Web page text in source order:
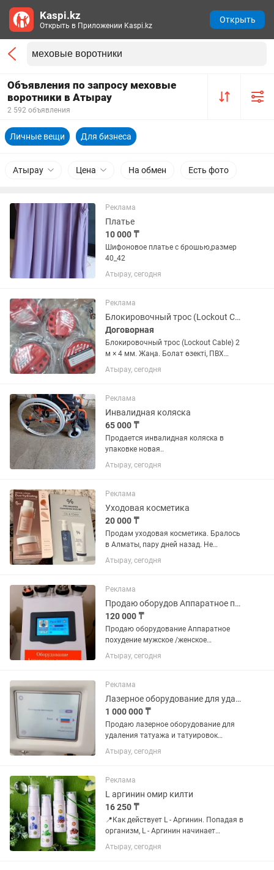
Объявления по запросу меховые
воротники в Атырау
2 592 объявления
Личные вещи Для бизнеса
Атырау Цена На обмен Есть фото
Реклама
Платье
10 000 ₸
Шифоновое платье с брошью,размер
40_42
Атырау, сегодня
Реклама
Блокировочный трос (Lockout Cable) ұзындығы 2 метр, қалыңдығы 4 мм. Жаңа.
Договорная
Блокировочный трос (Lockout Cable) 2
м × 4 мм. Жаңа. Болат өзекті, ПВХ
қаптамалы. LOTO қауіпсіздік жүйесіне
арналған. Кәсіпорындарда, өндірісте
жұмыстарында...
Атырау, сегодня
Реклама
Инвалидная коляска
65 000 ₸
Продается инвалидная коляска в
упаковке новая..
Атырау, сегодня
Реклама
Уходовая косметика
20 000 ₸
Продам уходовая косметика. Бралось
в Алматы, пару дней назад. Не
использовал. Новая не распечатана.
Цена 20.000 . Корейская ..
Атырау, сегодня
Реклама
Продаю оборудов Аппаратное похудение Кавитация рф лифтинг Вакуум
120 000 ₸
Продаю оборудование Аппаратное
похудение мужское /женское
Кавитация, Вакуумный массаж, Рф-
лифтинг- Прессотерапия- Результат
область живота Очень эффективно и...
Атырау, сегодня
Реклама
Лазерное оборудование для удаления татуажа,российского производства
1 000 000 ₸
Продаю лазерное оборудование для
удаления татуажа и татуировок
производства Россия, качественное
Удаление, результат работы 100%, если
выборе!!Эта процедура имеет...
Атырау, сегодня
Реклама
L аргинин омир килти
16 250 ₸
📍Как действует L - Аргинин. Попадая в
организм, L - Аргинин начинает
действовать уже через 10-15 минут.
При сублингвальном приеме - действие
Атырау, сегодня
Kaspi.kz
Открыть в Приложении Kaspi.kz
Открыть